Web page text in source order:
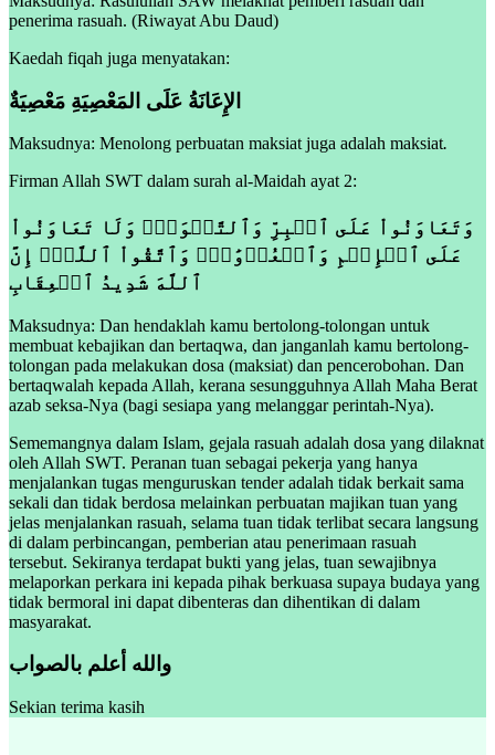
penerima rasuah. (Riwayat Abu Daud)
Kaedah fiqah juga menyatakan:
الإِعَانَةُ عَلَى المَعْصِيَةِ مَعْصِيَةٌ
Maksudnya: Menolong perbuatan maksiat juga adalah maksiat.
Firman Allah SWT dalam surah al-Maidah ayat 2:
وَتَعَاوَنُواْ عَلَى ٱلۡبِرِّ وَٱلتَّقۡوَىٰۖ وَلَا تَعَاوَنُواْ
عَلَى ٱلۡإِثۡمِ وَٱلۡعُدۡوَٰنِۚ وَٱتَّقُواْ ٱللَّهَۖ إِنَّ
Maksudnya: Dan hendaklah kamu bertolong-tolongan untuk
membuat kebajikan dan bertaqwa, dan janganlah kamu bertolong-
tolongan pada melakukan dosa (maksiat) dan pencerobohan. Dan
bertaqwalah kepada Allah, kerana sesungguhnya Allah Maha Berat
azab seksa-Nya (bagi sesiapa yang melanggar perintah-Nya).
Sememangnya dalam Islam, gejala rasuah adalah dosa yang dilaknat
oleh Allah SWT. Peranan tuan sebagai pekerja yang hanya
menjalankan tugas menguruskan tender adalah tidak berkait sama
sekali dan tidak berdosa melainkan perbuatan majikan tuan yang
jelas menjalankan rasuah, selama tuan tidak terlibat secara langsung
di dalam perbincangan, pemberian atau penerimaan rasuah
tersebut. Sekiranya terdapat bukti yang jelas, tuan sewajibnya
melaporkan perkara ini kepada pihak berkuasa supaya budaya yang
tidak bermoral ini dapat dibenteras dan dihentikan di dalam
masyarakat.
والله أعلم بالصواب
Sekian terima kasih